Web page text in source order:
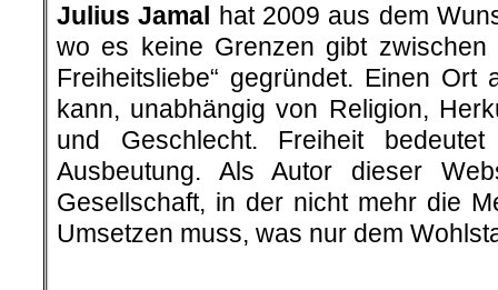
Julius Jamal hat 2009 aus dem
wo es keine Grenzen gibt zwischen
Freiheitsliebe“ gegründet. Einen Ort
kann, unabhängig von Religion,
und Geschlecht. Freiheit
Ausbeutung. Als Autor dieser
Gesellschaft, in der nicht mehr die
Umsetzen muss, was nur dem